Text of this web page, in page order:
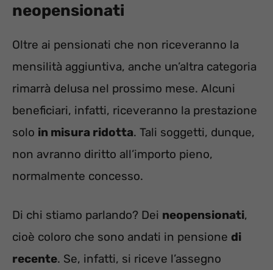
neopensionati
Oltre ai pensionati che non riceveranno la
mensilità aggiuntiva, anche un’altra categoria
rimarrà delusa nel prossimo mese. Alcuni
beneficiari, infatti, riceveranno la prestazione
solo in misura ridotta. Tali soggetti, dunque,
non avranno diritto all’importo pieno,
normalmente concesso.
Di chi stiamo parlando? Dei neopensionati,
cioè coloro che sono andati in pensione di
recente. Se, infatti, si riceve l’assegno